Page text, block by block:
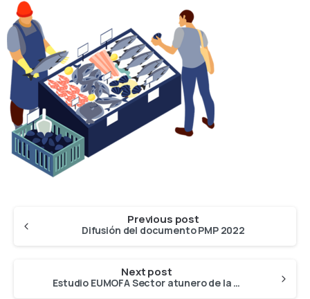
Previous post
Difusión del documento PMP 2022
Next post
Estudio EUMOFA Sector atunero de la UE